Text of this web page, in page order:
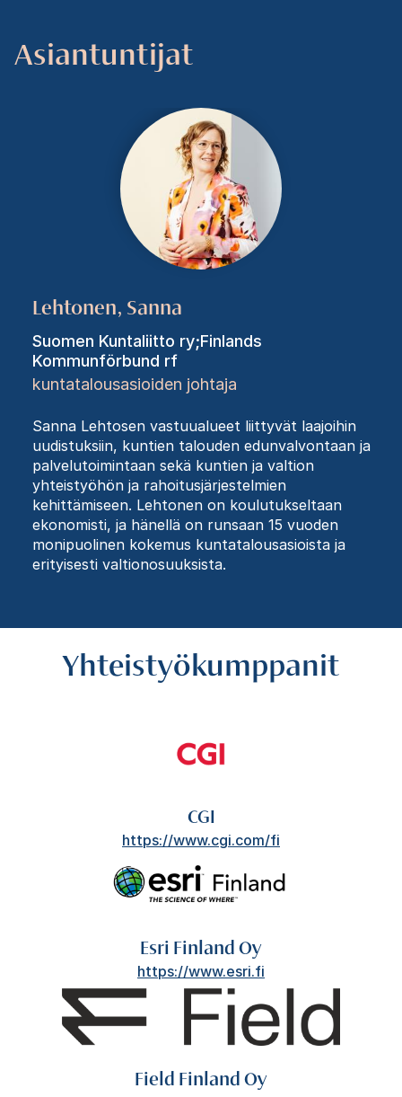
Asiantuntijat
Lehtonen, Sanna
Suomen Kuntaliitto ry;Finlands
Kommunförbund rf
kuntatalousasioiden johtaja
Sanna Lehtosen vastuualueet liittyvät laajoihin
uudistuksiin, kuntien talouden edunvalvontaan ja
palvelutoimintaan sekä kuntien ja valtion
yhteistyöhön ja rahoitusjärjestelmien
kehittämiseen. Lehtonen on koulutukseltaan
ekonomisti, ja hänellä on runsaan 15 vuoden
monipuolinen kokemus kuntatalousasioista ja
erityisesti valtionosuuksista.
Yhteistyökumppanit
CGI
https://www.cgi.com/fi
Esri Finland Oy
https://www.esri.fi
Field Finland Oy